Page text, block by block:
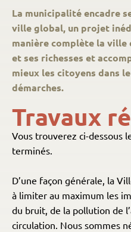
La municipalité encadre
ville global, un projet
manière complète la
et ses richesses et
mieux les citoyens dans
démarches.
Travaux
Vous trouverez ci-dessous
terminés.
D’une façon générale, la
à limiter au maximum les
du bruit, de la pollution de
circulation. Nous sommes